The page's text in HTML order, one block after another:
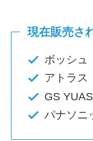
現在販売さ
ボッシュ
アトラス
GS
パナソ